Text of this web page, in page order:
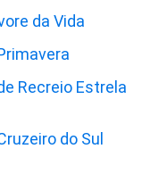
da Vida
Recreio Estrela
do Sul